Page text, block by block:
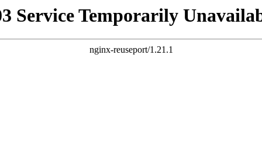
Service Temporarily
nginx-reuseport/1.21.1